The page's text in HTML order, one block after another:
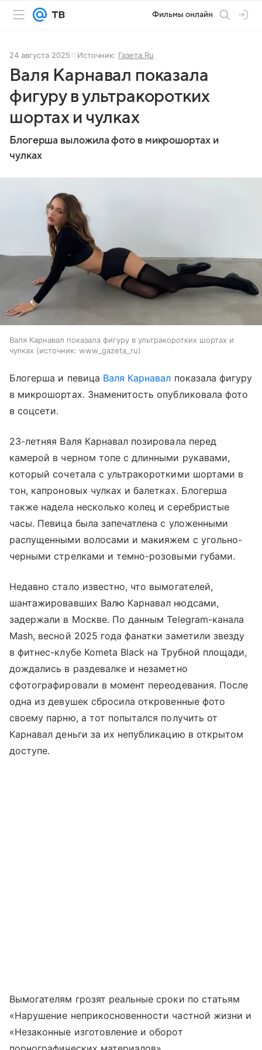
Фильмы онлайн
24 августа 2025 Источник: Газета.Ru
Валя Карнавал показала
фигуру в ультракоротких
шортах и чулках
Блогерша выложила фото в микрошортах и
чулках
Валя Карнавал показала фигуру в ультракоротких шортах и
чулках
источник: www_gazeta_ru
Блогерша и певица Валя Карнавал показала фигуру
в микрошортах. Знаменитость опубликовала фото
в соцсети.
23-летняя Валя Карнавал позировала перед
камерой в черном топе с длинными рукавами,
который сочетала с ультракороткими шортами в
тон, капроновых чулках и балетках. Блогерша
также надела несколько колец и серебристые
часы. Певица была запечатлена с уложенными
распущенными волосами и макияжем с угольно-
черными стрелками и темно-розовыми губами.
Недавно стало известно, что вымогателей,
шантажировавших Валю Карнавал нюдсами,
задержали в Москве. По данным Telegram-канала
Mash, весной 2025 года фанатки заметили звезду
в фитнес-клубе Kometa Black на Трубной площади,
дождались в раздевалке и незаметно
сфотографировали в момент переодевания. После
одна из девушек сбросила откровенные фото
своему парню, а тот попытался получить от
Карнавал деньги за их непубликацию в открытом
доступе.
Вымогателям грозят реальные сроки по статьям
«Нарушение неприкосновенности частной жизни и
«Незаконные изготовление и оборот